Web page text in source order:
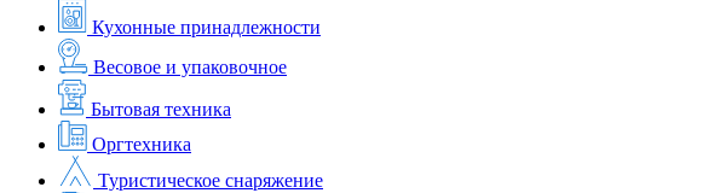
Кухонные принадлежности
Весовое и упаковочное
Бытовая техника
Оргтехника
Туристическое снаряжение